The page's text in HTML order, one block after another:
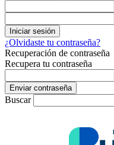
¿Olvidaste tu contraseña?
Recuperación de contraseña
Recupera tu contraseña
Buscar